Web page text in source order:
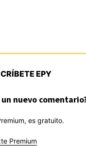
EPY
nuevo
es gratuito.
Premium